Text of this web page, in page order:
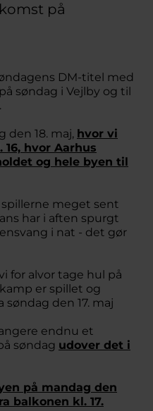
på
DM-titel med
søndag i Vejlby og til
den 18. maj, hvor vi
hvor Aarhus
og hele byen til
meget sent
har i aften spurgt
i nat - det gør
for alvor tage hul på
er spillet og
søndag den 17. maj
endnu et
søndag udover det i
på mandag den
balkonen kl. 17.